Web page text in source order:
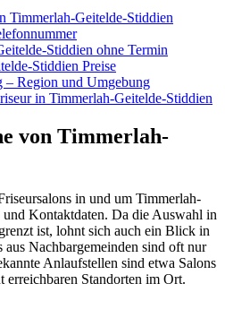
Timmerlah-Geitelde-Stiddien
Stiddien ohne Termin
Stiddien Preise
– Region und Umgebung
in Timmerlah-Geitelde-Stiddien
von Timmerlah-
in und um Timmerlah-
Kontaktdaten. Da die Auswahl in
ist, lohnt sich auch ein Blick in
Nachbargemeinden sind oft nur
Anlaufstellen sind etwa Salons
erreichbaren Standorten im Ort.